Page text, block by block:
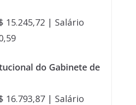
15.245,72 | Salário
do Gabinete de
16.793,87 | Salário